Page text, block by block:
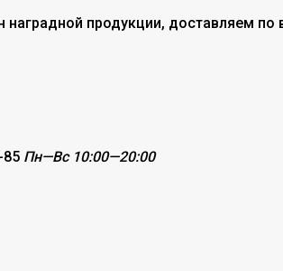
наградной продукции, доставляем по
85 Пн—Вс 10:00—20:00